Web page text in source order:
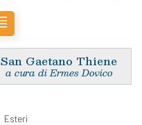
San Gaetano Thiene
a cura di Ermes Dovico
Esteri